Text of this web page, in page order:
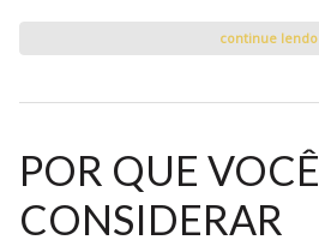
continue lendo
POR QUE
CONSIDERAR